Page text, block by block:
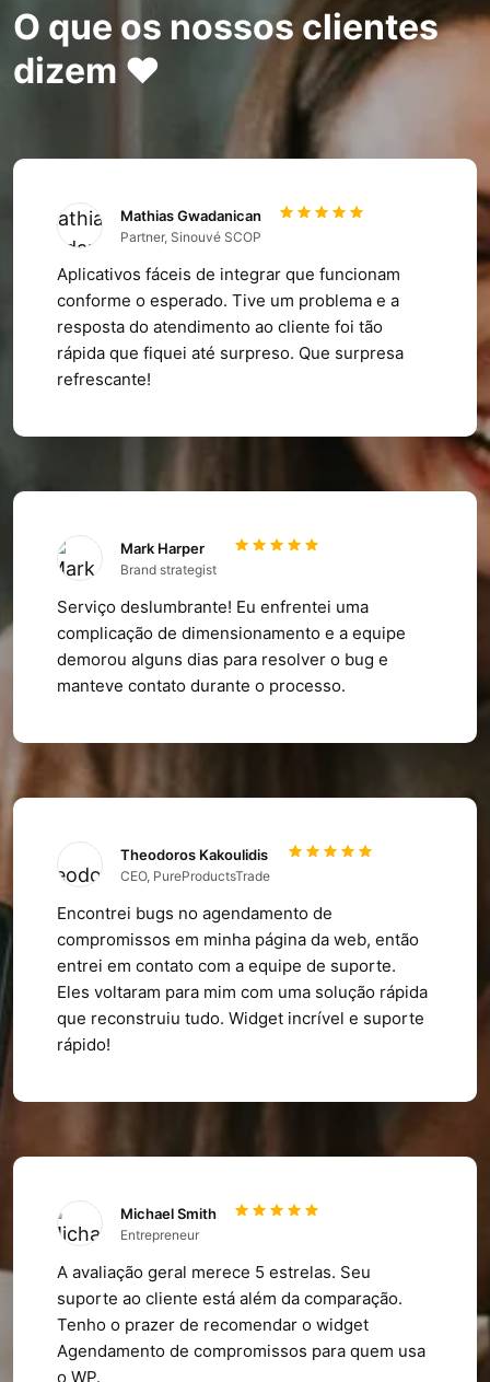
O que os nossos clientes
dizem ❤️
Mathias Gwadanican
Partner, Sinouvé SCOP
Aplicativos fáceis de integrar que funcionam
conforme o esperado. Tive um problema e a
resposta do atendimento ao cliente foi tão
rápida que fiquei até surpreso. Que surpresa
refrescante!
Mark Harper
Brand strategist
Serviço deslumbrante! Eu enfrentei uma
complicação de dimensionamento e a equipe
demorou alguns dias para resolver o bug e
manteve contato durante o processo.
Theodoros Kakoulidis
CEO, PureProductsTrade
Encontrei bugs no agendamento de
compromissos em minha página da web, então
entrei em contato com a equipe de suporte.
Eles voltaram para mim com uma solução rápida
que reconstruiu tudo. Widget incrível e suporte
rápido!
Michael Smith
Entrepreneur
A avaliação geral merece 5 estrelas. Seu
suporte ao cliente está além da comparação.
Tenho o prazer de recomendar o widget
Agendamento de compromissos para quem usa
o WP.